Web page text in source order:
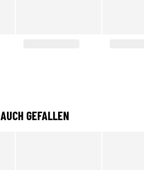
GEFALLEN